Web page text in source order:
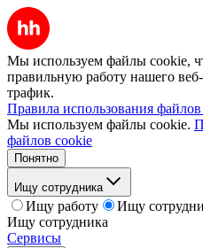
Мы используем файлы cookie,
правильную работу нашего
трафик.
Правила использования
Мы используем файлы cookie.
файлов cookie
Понятно
Ищу сотрудника
Ищу работу
Ищу
Ищу сотрудника
Сервисы